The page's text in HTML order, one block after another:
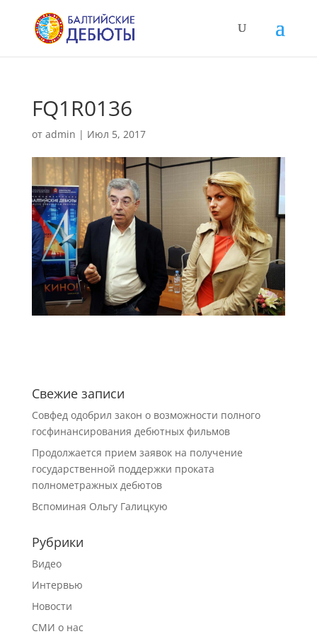
FQ1R0136
от admin | Июл 5, 2017
Свежие записи
Совфед одобрил закон о возможности полного
госфинансирования дебютных фильмов
Продолжается прием заявок на получение
государственной поддержки проката
полнометражных дебютов
Вспоминая Ольгу Галицкую
Рубрики
Видео
Интервью
Новости
СМИ о нас